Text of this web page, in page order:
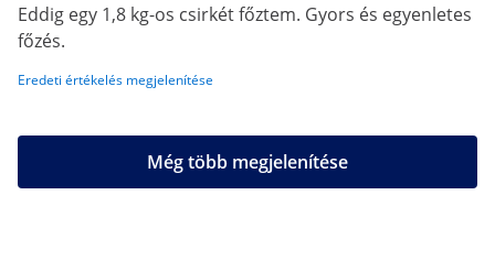
Eddig egy 1,8 kg-os csirkét főztem. Gyors és egyenletes
főzés.
Eredeti értékelés megjelenítése
Még több megjelenítése